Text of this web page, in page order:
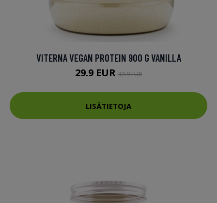
VITERNA VEGAN PROTEIN 900 G VANILLA
29.9 EUR 32.9 EUR
LISÄTIETOJA